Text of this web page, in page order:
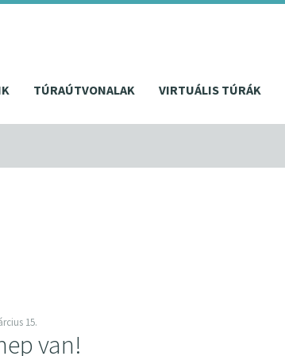
TÚRAÚTVONALAK VIRTUÁLIS TÚRÁK
15.
van!